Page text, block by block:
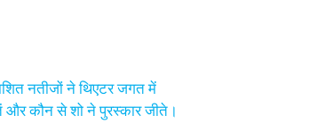
नतीजों ने थिएटर जगत में
और कौन से शो ने पुरस्कार जीते।